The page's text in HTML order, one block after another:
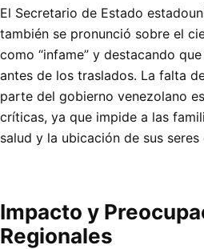
El Secretario de Estado
también se pronunció sobre el
como “infame” y destacando
antes de los traslados. La falta
parte del gobierno venezolano
críticas, ya que impide a las
salud y la ubicación de sus seres
Impacto y
Regionales